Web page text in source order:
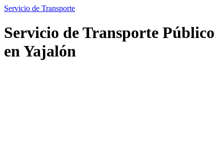
Servicio de Transporte
Servicio de Transporte Público
en Yajalón